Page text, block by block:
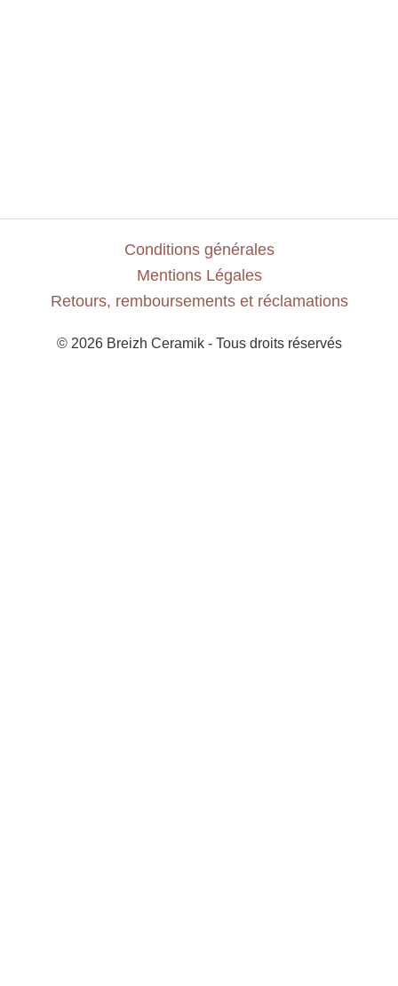
Conditions générales
Mentions Légales
Retours, remboursements et réclamations
© 2026 Breizh Ceramik - Tous droits réservés